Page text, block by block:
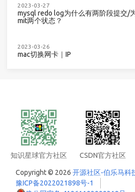
2023-03-27
mysql redo log为什么有两阶段提交/
mit两个状态？
2023-03-26
mac切换网卡｜IP
知识星球官方社区 CSDN官方社区
Copyright © 2026 开源社区-伯乐马科
豫ICP备2022021898号-1